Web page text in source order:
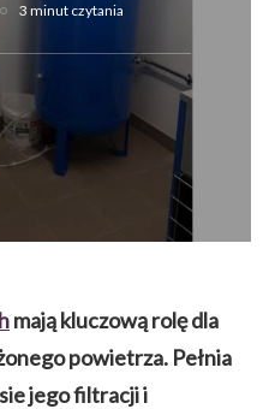
3 minut czytania
mają kluczową rolę dla
powietrza. Pełnia
jego filtracji i